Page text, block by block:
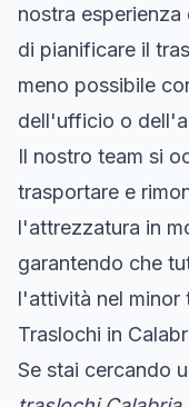
nostra
di pianificare il
meno possibile
dell'ufficio o
Il nostro team si
trasportare e
l'attrezzatura in
garantendo che
l'attività nel minor
Traslochi in
Se stai cercando